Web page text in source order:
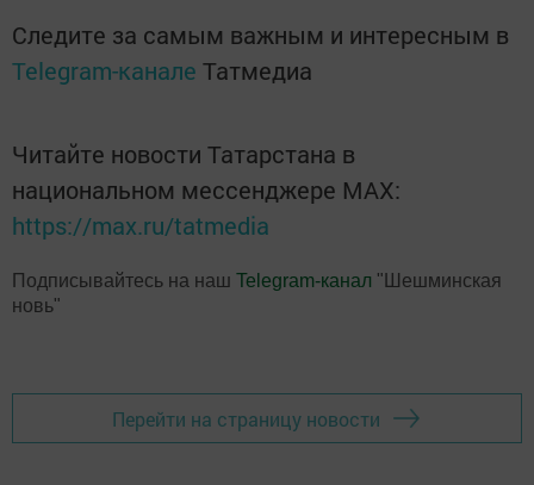
Следите за самым важным и интересным в
Telegram-канале Татмедиа
Читайте новости Татарстана в
национальном мессенджере MАХ:
https://max.ru/tatmedia
Подписывайтесь на наш Telegram-канал "Шешминская
новь"
Перейти на страницу новости